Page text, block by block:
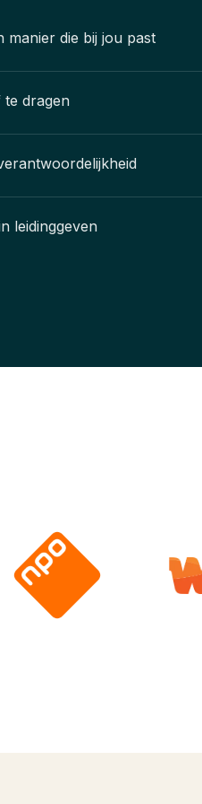
manier die bij jou past
te dragen
leidinggeven